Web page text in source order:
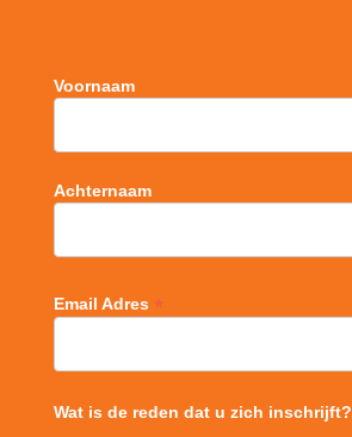
Voornaam
Achternaam
Email Adres *
Wat is de reden dat u zich inschrijft?